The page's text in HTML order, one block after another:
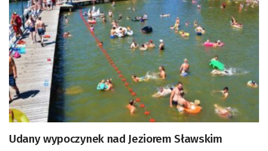
Udany wypoczynek nad Jeziorem Sławskim